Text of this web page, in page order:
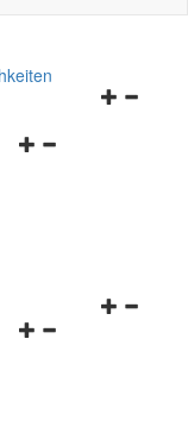
Navigationsmenü
Navigationsmenü